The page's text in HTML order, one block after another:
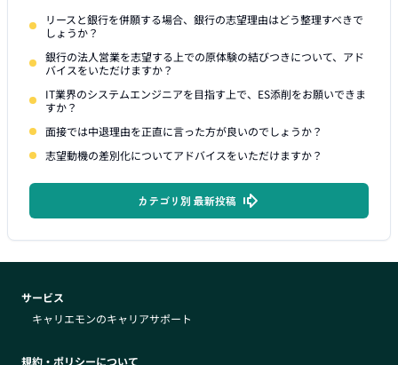
リースと銀行を併願する場合、銀行の志望理由はどう整理すべきで
しょうか？
銀行の法人営業を志望する上での原体験の結びつきについて、アド
バイスをいただけますか？
IT業界のシステムエンジニアを目指す上で、ES添削をお願いできま
すか？
面接では中退理由を正直に言った方が良いのでしょうか？
志望動機の差別化についてアドバイスをいただけますか？
カテゴリ別 最新投稿
サービス
キャリエモンのキャリアサポート
規約・ポリシーについて